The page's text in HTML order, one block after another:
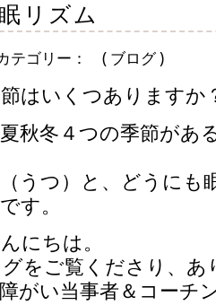
リズム
テゴリー： ( ブログ )
はいくつありますか
秋冬４つの季節があ
うつ）と、どうにも
す。
にちは。
をご覧くださり、
がい当事者＆コーチ